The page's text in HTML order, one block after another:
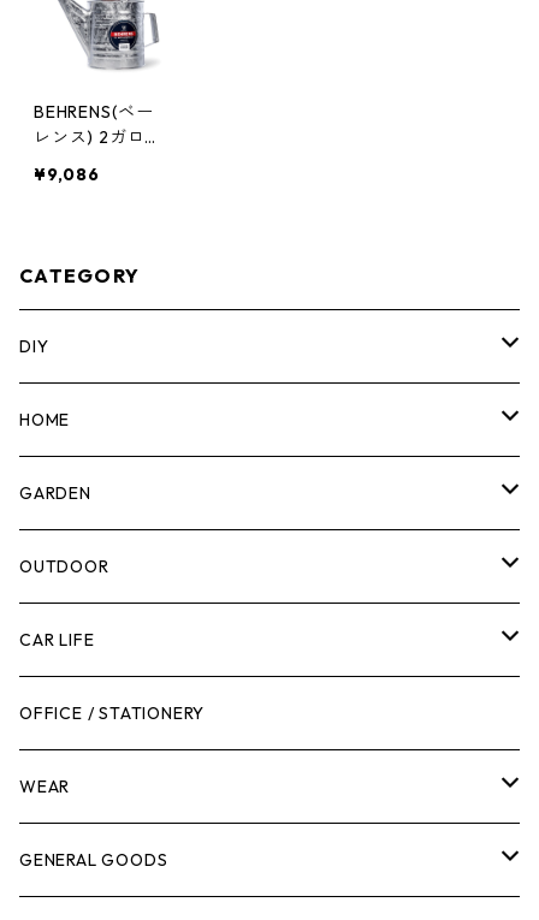
BEHRENS(ベー
レンス) 2ガロ
うろ Hot Dippe
¥9,086
CATEGORY
DIY
マーカー
計測機器
腰袋・ツールホルスター
工具箱
作業台
脚立
ケミカル
HOME
5ガロンバケツ
キッチン
日用品
ボディケア
GARDEN
剪定ばさみ
ガーデンツール
ガーデンチェア
キャビネット・ツールハンガー
冬季用品
OUTDOOR
スツール
バンジーバンド
ストレージボックス
クーラーボックス
CAR LIFE
メンテナンスグッズ
車内グッズ
車外グッズ
OFFICE / STATIONERY
WEAR
トップス
GENERAL GOODS